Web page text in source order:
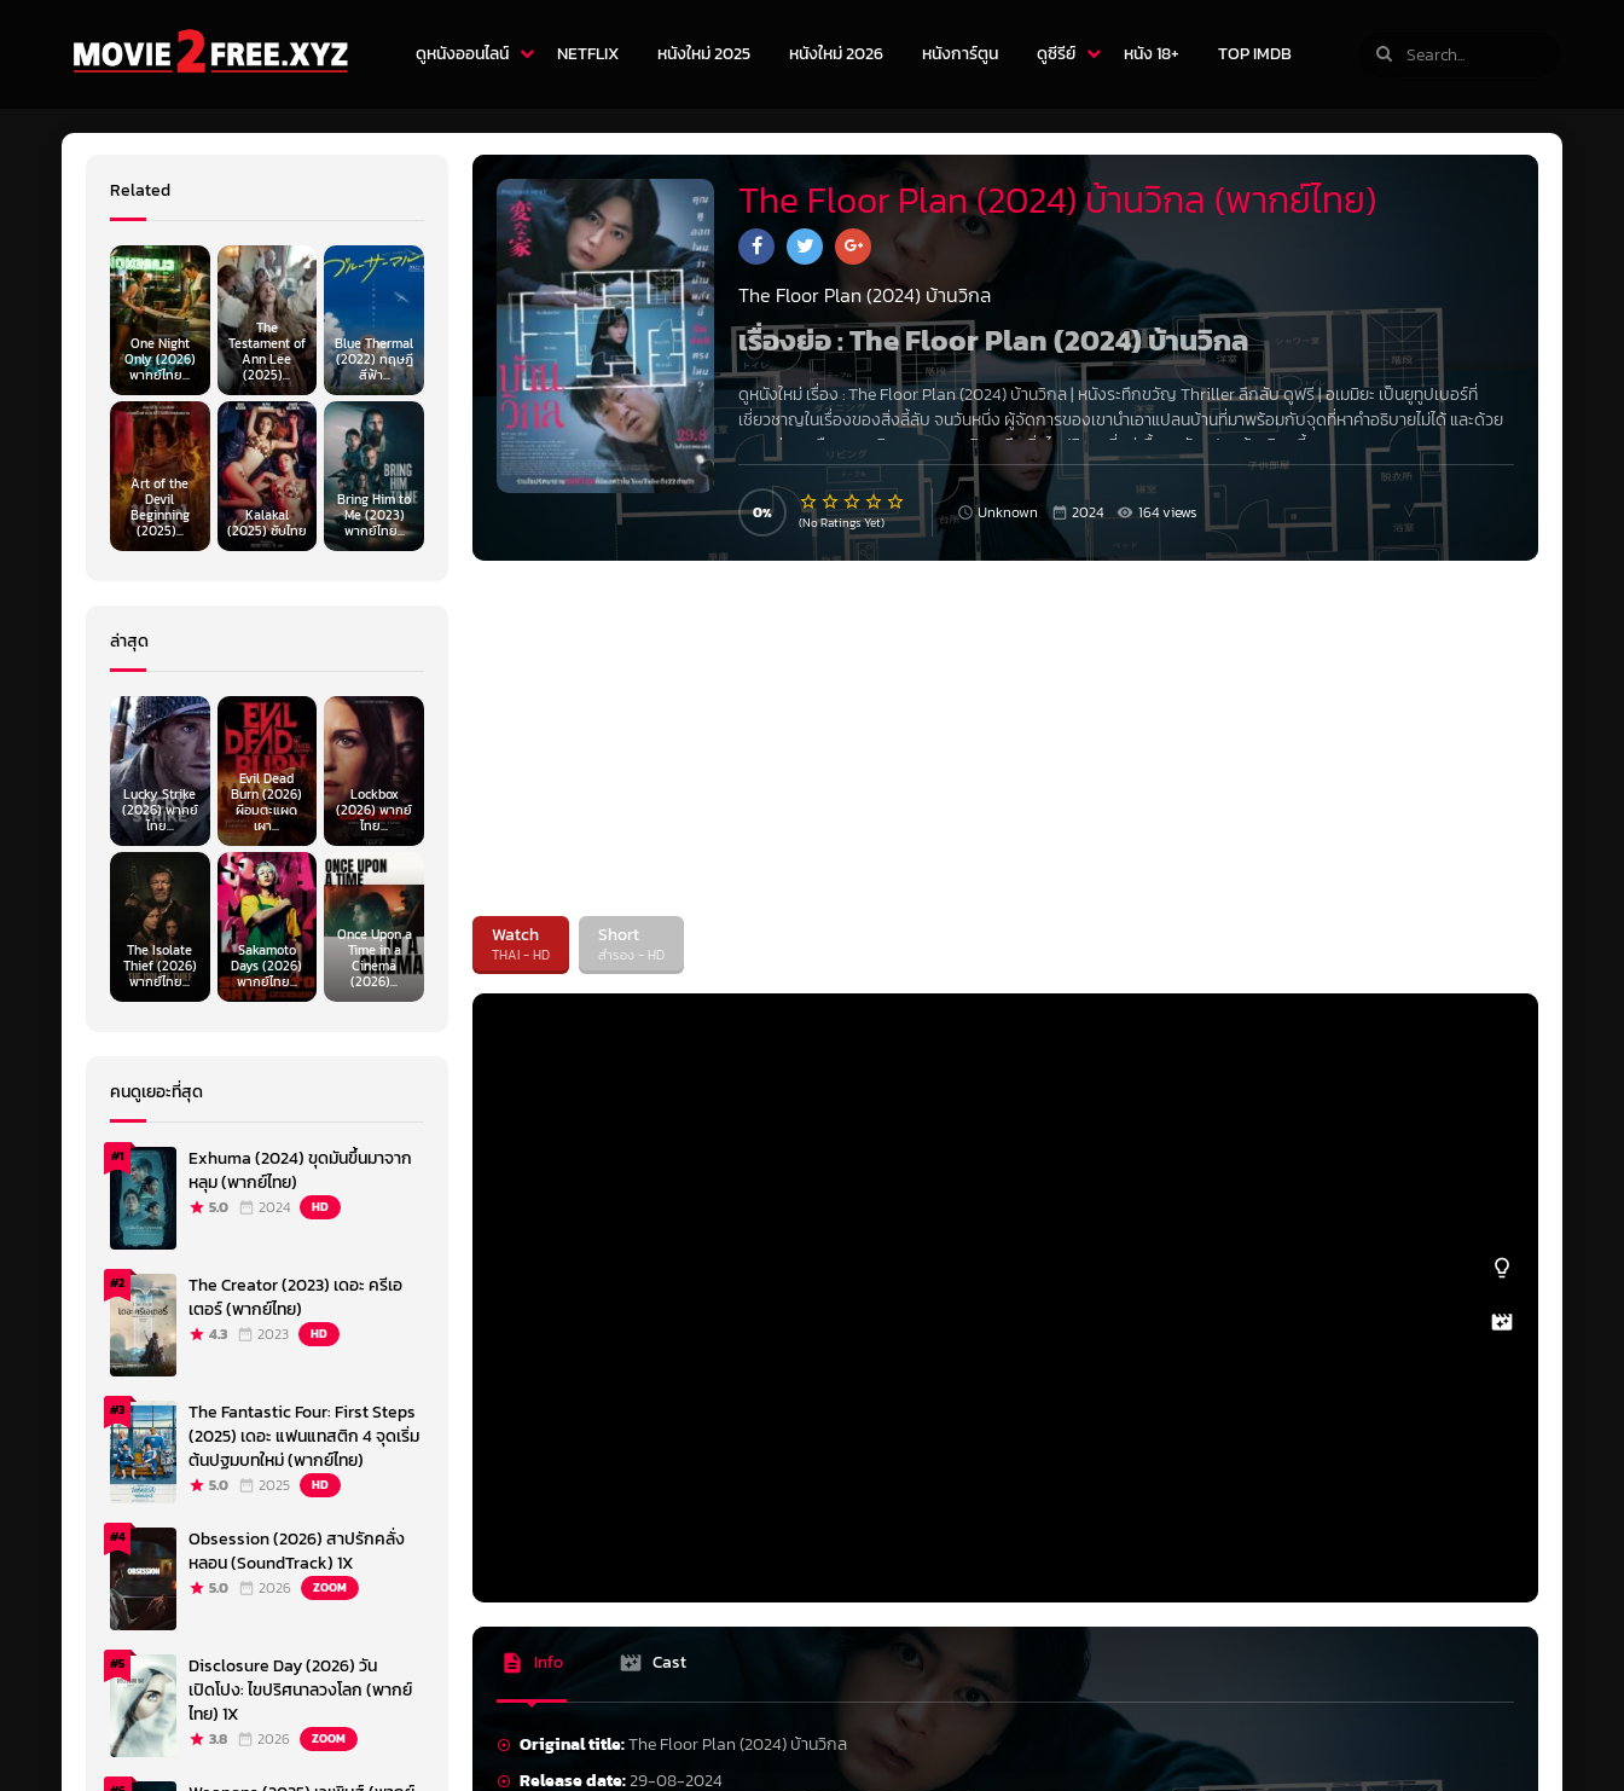
ดูหนังออนไลน์ NETFLIX หนังใหม่ 2025 หนังใหม่ 2026 หนังการ์ตูน ดูซีรีย์ หนัง 18+ TOP IMDB
The Floor Plan (2024) บ้านวิกล (พากย์ไทย)
The Floor Plan (2024) บ้านวิกล
เรื่องย่อ : The Floor Plan (2024) บ้านวิกล
ดูหนังใหม่ เรื่อง:The Floor Plan (2024) บ้านวิกล| หนังระทึกขวัญ Thrillerลึกลับ ดูฟรี | อเมมิยะ เป็นยูทูปเบอร์ที่
เชี่ยวชาญในเรื่องของสิ่งลี้ลับ จนวันหนึ่ง ผู้จัดการของเขานำเอาแปลนบ้านที่มาพร้อมกับจุดที่หาคำอธิบายไม่ได้ และด้วย
ความช่วยเหลือของ คูริฮาระ และ ยูซูกิ เขาจึงเริ่มไขปริศนาที่อยู่เบื้องหลังแปลนบ้านวิกลนี้
0 (No Ratings Yet) Unknown 2024 164 views
Watch
THAI - HD
Short
สำรอง - HD
Info Cast
Original title:The Floor Plan (2024) บ้านวิกล
Release date:29-08-2024
Related
One Night
Only (2026)
พากย์ไทย...
The
Testament of
Ann Lee
(2025)...
Blue Thermal
(2022) ทฤษฎี
สีฟ้า...
Art of the
Devil
Beginning
(2025)...
Kalakal
(2025) ซับไทย
Bring Him to
Me (2023)
พากย์ไทย...
ล่าสุด
Lucky Strike
(2026) พากย์
ไทย...
Evil Dead
Burn (2026)
ผีอมตะแผด
เผา...
Lockbox
(2026) พากย์
ไทย...
The Isolate
Thief (2026)
พากย์ไทย...
Sakamoto
Days (2026)
พากย์ไทย...
Once Upon a
Time in a
Cinema
(2026)...
คนดูเยอะที่สุด
#1
Exhuma (2024) ขุดมันขึ้นมาจาก
หลุม (พากย์ไทย)
5.0 2024 HD
#2
The Creator (2023) เดอะ ครีเอ
เตอร์ (พากย์ไทย)
4.3 2023 HD
#3
The Fantastic Four: First Steps
(2025) เดอะ แฟนแทสติก 4 จุดเริ่ม
ต้นปฐมบทใหม่ (พากย์ไทย)
5.0 2025 HD
#4
Obsession (2026) สาปรักคลั่ง
หลอน (SoundTrack) 1X
5.0 2026 ZOOM
#5
Disclosure Day (2026) วัน
เปิดโปง: ไขปริศนาลวงโลก (พากย์
ไทย) 1X
3.8 2026 ZOOM